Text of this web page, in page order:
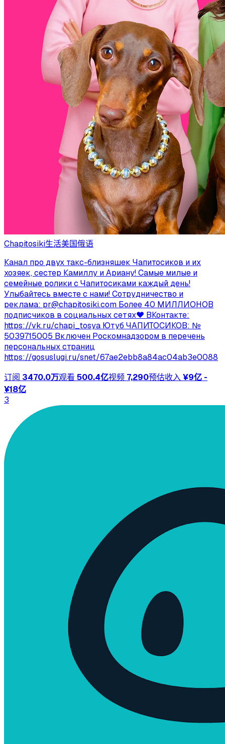
Chapitosiki生活美国俄语
Канал про двух такс-близняшек Чапитосиков и их
хозяек, сестер Камиллу и Ариану! Самые милые и
семейные ролики с Чапитосиками каждый день!
Улыбайтесь вместе с нами! Сотрудничество и
реклама: pr@chapitosiki.com Более 40 МИЛЛИОНОВ
подписчиков в социальных сетях❤ ВКонтакте:
https://vk.ru/chapi_tosya Ютуб ЧАПИТОСИКОВ: №
5039715005 Включен Роскомнадзором в перечень
персональных страниц
https://gosuslugi.ru/snet/67ae2ebb8a84ac04ab3e0088
订阅 3470.0万观看 500.4亿视频 7,290预估收入¥9亿 -
¥18亿
3